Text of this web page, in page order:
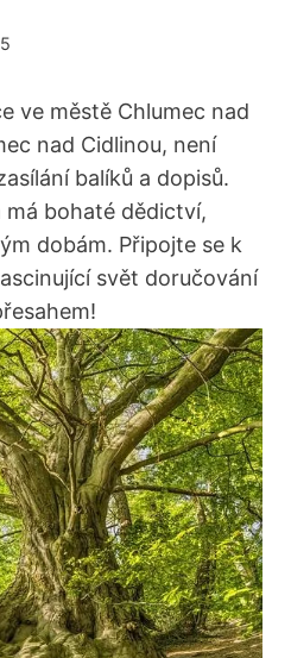
ve městě Chlumec nad
nad Cidlinou, není
balíků a dopisů.
bohaté dědictví,
dobám. Připojte se k
svět doručování